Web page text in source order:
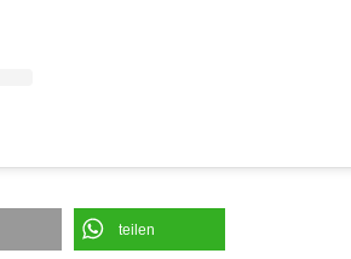
teilen